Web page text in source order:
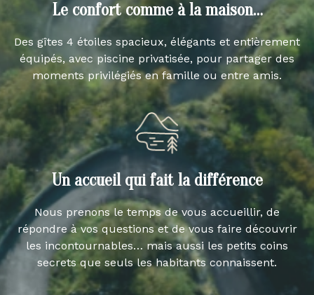
Le confort comme à la maison…
Des gîtes 4 étoiles spacieux, élégants et entièrement
équipés, avec piscine privatisée, pour partager des
moments privilégiés en famille ou entre amis.
Un accueil qui fait la différence
Nous prenons le temps de vous accueillir, de
répondre à vos questions et de vous faire découvrir
les incontournables… mais aussi les petits coins
secrets que seuls les habitants connaissent.